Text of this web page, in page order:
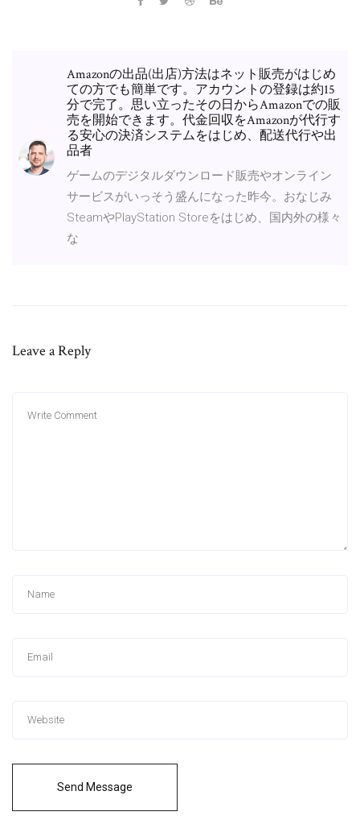
Amazonの出品(出店)方法はネット販売がはじめ
ての方でも簡単です。アカウントの登録は約15
分で完了。思い立ったその日からAmazonでの販
売を開始できます。代金回収をAmazonが代行す
る安心の決済システムをはじめ、配送代行や出
品者
ゲームのデジタルダウンロード販売やオンライン
サービスがいっそう盛んになった昨今。おなじみ
SteamやPlayStation Storeをはじめ、国内外の様々
な
Leave a Reply
Send Message